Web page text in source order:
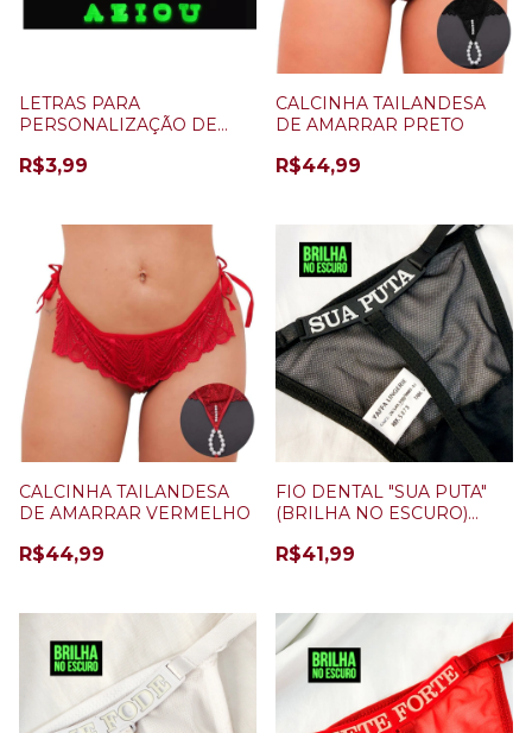
LETRAS PARA
PERSONALIZAÇÃO DE
ESCURO
R$3,99
CALCINHA TAILANDESA
DE AMARRAR PRETO
R$44,99
CALCINHA TAILANDESA
DE AMARRAR VERMELHO
R$44,99
FIO DENTAL "SUA PUTA"
(BRILHA NO ESCURO)
R$41,99